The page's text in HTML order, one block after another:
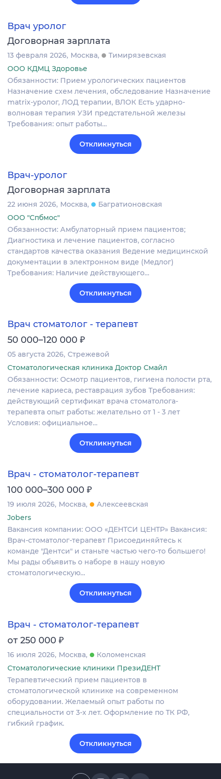
Врач уролог
Договорная зарплата
13 февраля 2026 Москва
Тимирязевская
ООО КДМЦ Здоровье
Обязанности: Прием урологических пациентов
Назначение схем лечения, обследование Назначение
matrix-уролог, ЛОД терапии, ВЛОК Есть ударно-
волновая терапия УЗИ предстательной железы
Требования: опыт работы…
Откликнуться
Врач-уролог
Договорная зарплата
22 июня 2026 Москва
Багратионовская
ООО "Спбмос"
Обязанности: Амбулаторный прием пациентов;
Диагностика и лечение пациентов, согласно
стандартов качества оказания Ведение медицинской
документации в электронном виде (Медлог)
Требования: Наличие действующего…
Откликнуться
Врач стоматолог - терапевт
50 000–120 000 ₽
05 августа 2026 Стрежевой
Стоматологическая клиника Доктор Смайл
Обязанности: Осмотр пациентов, гигиена полости рта,
лечение кариеса, реставрация зубов Требования:
действующий сертификат врача стоматолога-
терапевта опыт работы: желательно от 1 - 3 лет
Условия: официальное…
Откликнуться
Врач - стоматолог-терапевт
100 000–300 000 ₽
19 июля 2026 Москва
Алексеевская
Jobers
Вакансия компании: ООО «ДЕНТСИ ЦЕНТР» Вакансия:
Врач-стоматолог-терапевт Присоединяйтесь к
команде "Дентси" и станьте частью чего-то большего!
Мы рады объявить о наборе в нашу новую
стоматологическую…
Откликнуться
Врач - стоматолог-терапевт
от 250 000 ₽
16 июля 2026 Москва
Коломенская
Стоматологические клиники ПрезиДЕНТ
Терапевтический прием пациентов в
стоматологической клинике на современном
оборудовании. Желаемый опыт работы по
специальности от 3-х лет. Оформление по ТК РФ,
гибкий график.
Откликнуться